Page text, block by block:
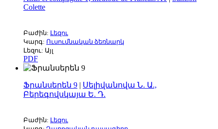
Colette
Բաժին: Լեզու
Կարգ: Ուսումնական ձեռնարկ
Լեզու: Այլ
PDF
Ֆրանսերեն 9 | Սելիվանովա Ն. Ա.,
Բերեգովսկայա Ե. Դ.
Բաժին: Լեզու